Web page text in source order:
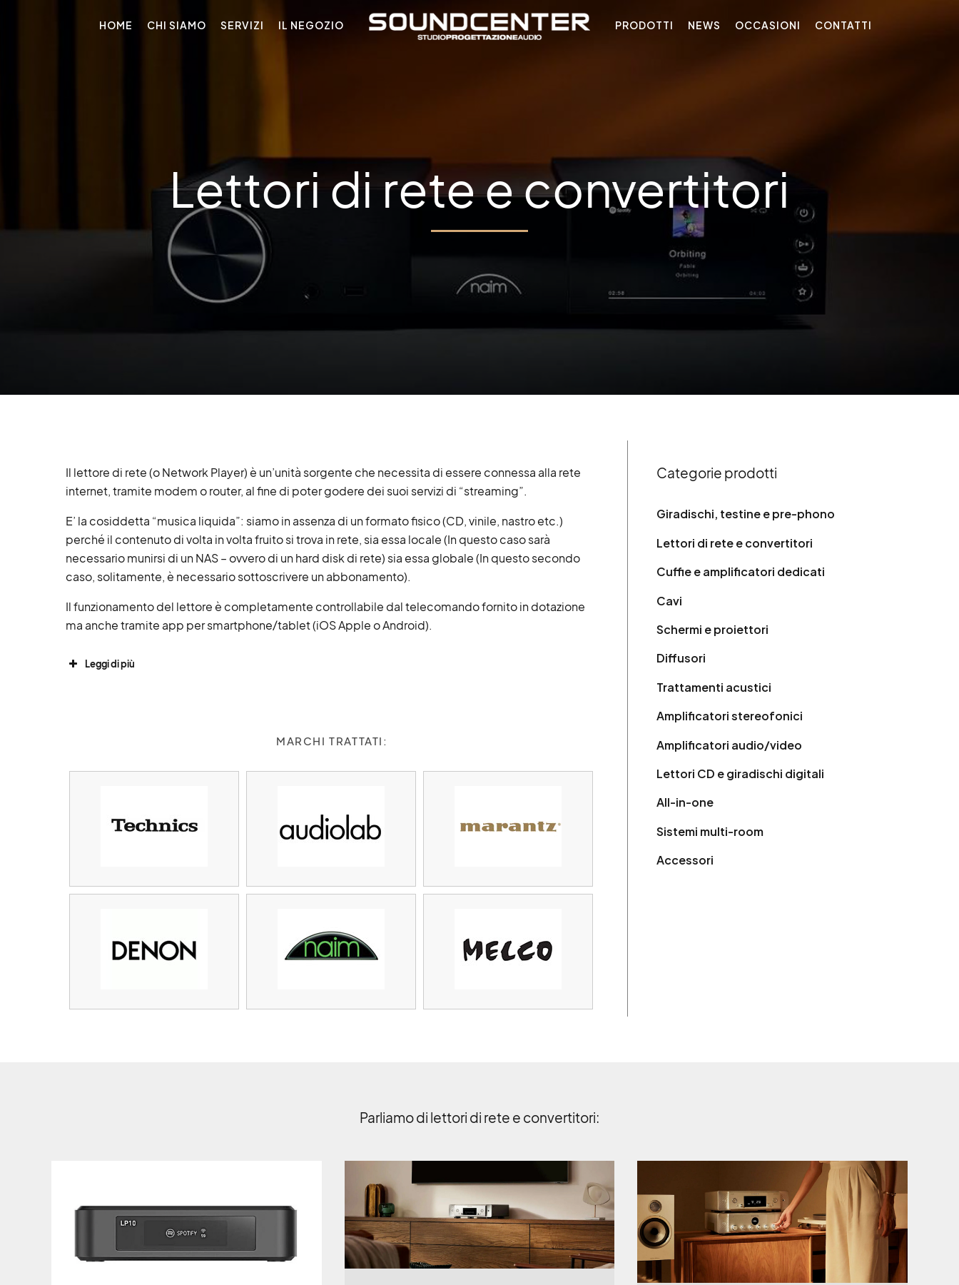
HOME CHI SIAMO SERVIZI IL NEGOZIO PRODOTTI NEWS OCCASIONI CONTATTI
Lettori di rete e convertitori
Il lettore di rete (o Network Player) è un’unità sorgente che necessita di essere connessa alla rete
internet, tramite modem o router, al fine di poter godere dei suoi servizi di “streaming”.
E’ la cosiddetta “musica liquida”: siamo in assenza di un formato fisico (CD, vinile, nastro etc.)
perché il contenuto di volta in volta fruito si trova in rete, sia essa locale (In questo caso sarà
necessario munirsi di un NAS – ovvero di un hard disk di rete) sia essa globale (In questo secondo
caso, solitamente, è necessario sottoscrivere un abbonamento).
Il funzionamento del lettore è completamente controllabile dal telecomando fornito in dotazione
ma anche tramite app per smartphone/tablet (iOS Apple o Android).
Leggi di più
MARCHI TRATTATI:
Categorie prodotti
Giradischi, testine e pre-phono
Lettori di rete e convertitori
Cuffie e amplificatori dedicati
Cavi
Schermi e proiettori
Diffusori
Trattamenti acustici
Amplificatori stereofonici
Amplificatori audio/video
Lettori CD e giradischi digitali
All-in-one
Sistemi multi-room
Accessori
Parliamo di lettori di rete e convertitori: